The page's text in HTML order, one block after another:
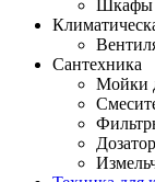
Шкафы
Сантехника
Мойки